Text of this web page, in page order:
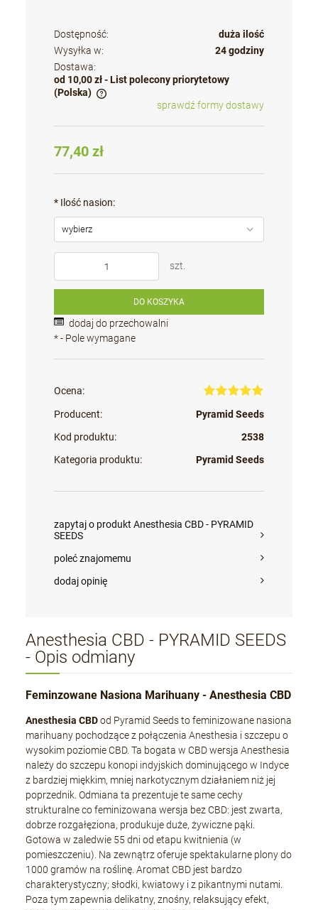
Dostępność:
duża ilość
Wysyłka w:
24 godziny
Dostawa:
od 10,00 zł - List polecony priorytetowy
(Polska)
Cena nie zawiera ewentualnych kosztów płatności
sprawdź formy dostawy
77,40 zł
* Ilość nasion:
szt.
DO KOSZYKA
dodaj do przechowalni
*- Pole wymagane
Ocena:
Producent:
Pyramid Seeds
Kod produktu:
2538
Kategoria produktu:
Pyramid Seeds
zapytaj o produkt Anesthesia CBD - PYRAMID
SEEDS
poleć znajomemu
dodaj opinię
Anesthesia CBD - PYRAMID SEEDS
- Opis odmiany
Feminzowane Nasiona Marihuany - Anesthesia CBD
Anesthesia CBDod Pyramid Seeds to feminizowane nasiona
marihuany pochodzące z połączenia Anesthesia i szczepu o
wysokim poziomie CBD. Ta bogata w CBD wersja Anesthesia
należy do szczepu konopi indyjskich dominującego w Indyce
z bardziej miękkim, mniej narkotycznym działaniem niż jej
poprzednik. Odmiana ta prezentuje te same cechy
strukturalne co feminizowana wersja bez CBD: jest zwarta,
dobrze rozgałęziona, produkuje duże, żywiczne pąki.
Gotowa w zaledwie 55 dni od etapu kwitnienia (w
pomieszczeniu). Na zewnątrz oferuje spektakularne plony do
1000 gramów na roślinę. Aromat CBD jest bardzo
charakterystyczny; słodki, kwiatowy i z pikantnymi nutami.
Poza tym zapewnia delikatny, znośny, relaksujący efekt,